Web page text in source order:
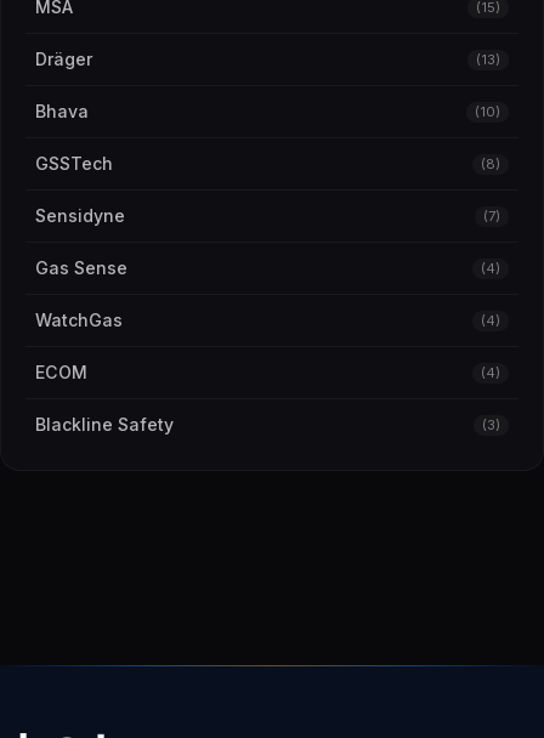
MSA (15)
Dräger (13)
Bhava (10)
GSSTech (8)
Sensidyne (7)
Gas Sense (4)
WatchGas (4)
ECOM (4)
Blackline Safety (3)